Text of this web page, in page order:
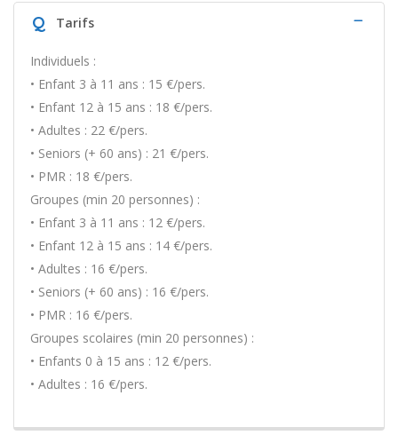
Q Tarifs
Individuels :
• Enfant 3 à 11 ans : 15 €/pers.
• Enfant 12 à 15 ans : 18 €/pers.
• Adultes : 22 €/pers.
• Seniors (+ 60 ans) : 21 €/pers.
• PMR : 18 €/pers.
Groupes (min 20 personnes) :
• Enfant 3 à 11 ans : 12 €/pers.
• Enfant 12 à 15 ans : 14 €/pers.
• Adultes : 16 €/pers.
• Seniors (+ 60 ans) : 16 €/pers.
• PMR : 16 €/pers.
Groupes scolaires (min 20 personnes) :
• Enfants 0 à 15 ans : 12 €/pers.
• Adultes : 16 €/pers.